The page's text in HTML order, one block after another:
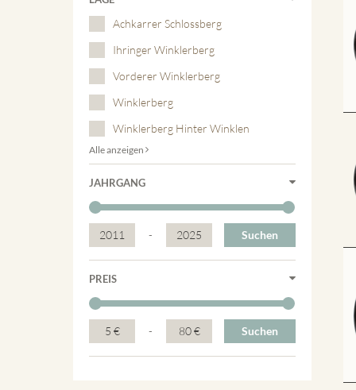
Achkarrer Schlossberg
Ihringer Winklerberg
Vorderer Winklerberg
Winklerberg
Winklerberg Hinter Winklen
Alle anzeigen
JAHRGANG
2011 - 2025 Suchen
PREIS
5 € - 80 € Suchen